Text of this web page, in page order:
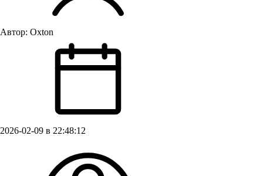
Автор: Oxton
2026-02-09 в 22:48:12